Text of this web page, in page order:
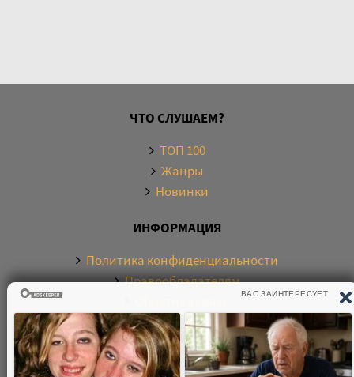
ЧТО СЛУШАЕМ?
ТОП 100
Жанры
Новинки
ИНФОРМАЦИЯ
Политика конфиденциальности
Правообладателям
О САЙТЕ